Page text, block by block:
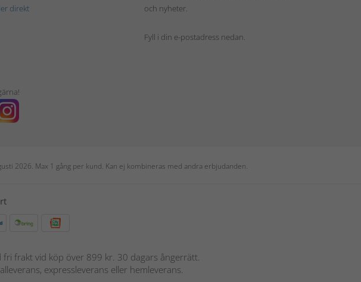
direkt
och nyheter.
Fyll i din e-postadress nedan.
2026. Max 1 gång per kund. Kan ej kombineras med andra erbjudanden.
frakt vid köp över 899 kr. 30 dagars ångerrätt.
expressleverans eller hemleverans.